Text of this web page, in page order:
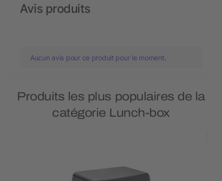
Avis produits
Aucun avis pour ce produit pour le moment.
Produits les plus populaires de la
catégorie Lunch-box